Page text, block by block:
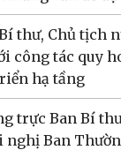
thư, Chủ tịch
công tác quy
hạ tầng
trực Ban Bí
Ban